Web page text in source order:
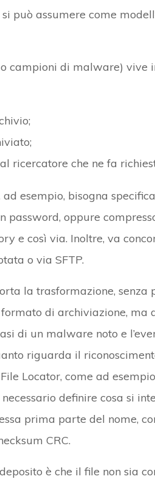
può assumere come
campioni di malware) vive
ricercatore che ne fa
esempio, bisogna
oppure
e così via. Inoltre, va
o via SFTP.
la trasformazione, senza
di archiviazione, ma
di un malware noto e
riguarda il
Locator, come ad esempio
definire cosa si
prima parte del nome,
CRC.
è che il file non sia